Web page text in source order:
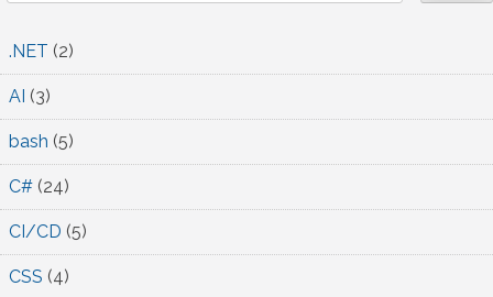
航
.NET (2)
AI (3)
bash (5)
C# (24)
CI/CD (5)
CSS (4)